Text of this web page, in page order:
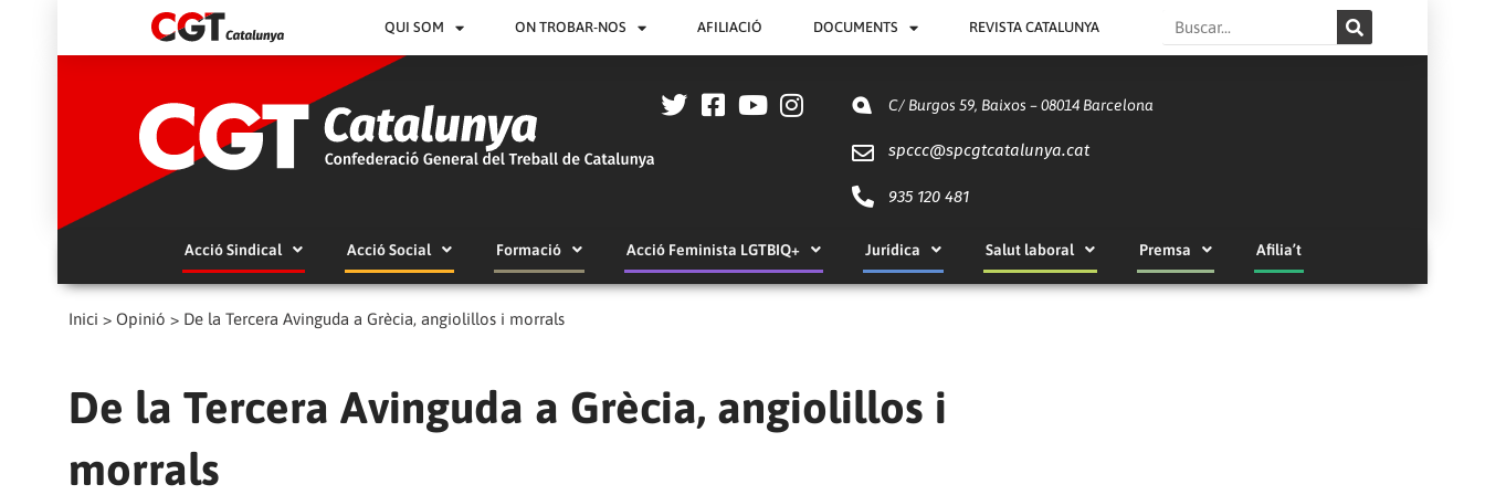
QUI SOM ON TROBAR-NOS AFILIACIÓ DOCUMENTS REVISTA CATALUNYA Search
C/ Burgos 59, Baixos – 08014 Barcelona
spccc@spcgtcatalunya.cat
935 120 481
Acció Sindical Acció Social Formació Acció Feminista LGTBIQ+ Jurídica Salut laboral Premsa Afilia’t
Inici > Opinió > De la Tercera Avinguda a Grècia, angiolillos i morrals
De la Tercera Avinguda a Grècia, angiolillos i
morrals